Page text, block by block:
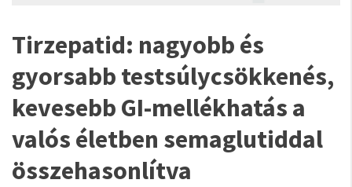
Tirzepatid: nagyobb és
gyorsabb testsúlycsökkenés,
kevesebb GI-mellékhatás a
valós életben semaglutiddal
összehasonlítva